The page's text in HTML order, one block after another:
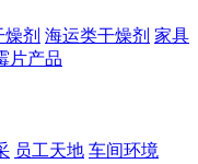
剂 海运类干燥剂 家具
片产品
员工天地 车间环境